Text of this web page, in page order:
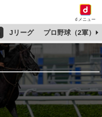
dメニュー
Jリーグ プロ野球（2軍）